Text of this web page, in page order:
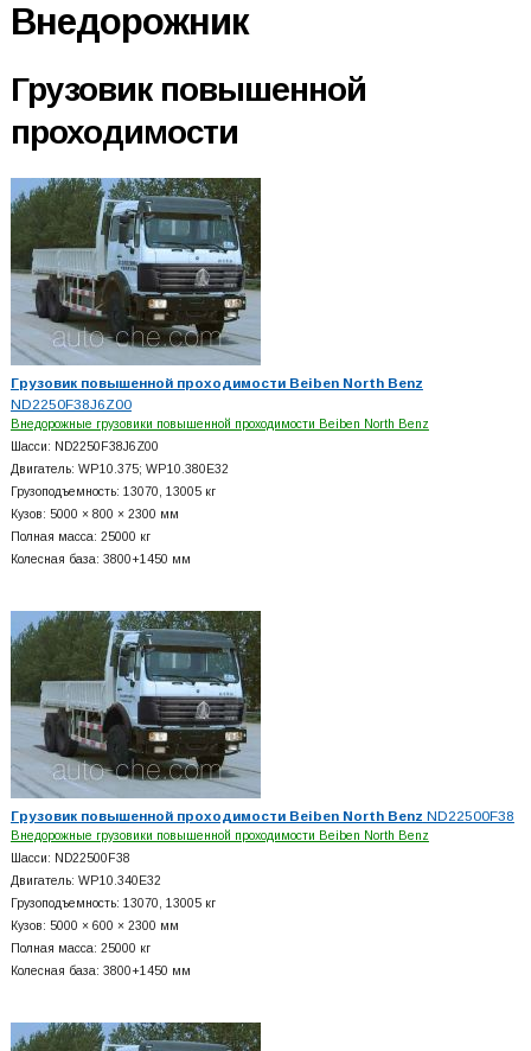
Внедорожник
Грузовик повышенной
проходимости
Грузовик повышенной проходимости Beiben North Benz
ND2250F38J6Z00
Внедорожные грузовики повышенной проходимости Beiben North Benz
Шасси: ND2250F38J6Z00
Двигатель: WP10.375; WP10.380E32
Грузоподъемность: 13070, 13005 кг
Кузов: 5000 × 800 × 2300 мм
Полная масса: 25000 кг
Колесная база: 3800+1450 мм
Грузовик повышенной проходимости Beiben North Benz ND22500F38
Внедорожные грузовики повышенной проходимости Beiben North Benz
Шасси: ND22500F38
Двигатель: WP10.340E32
Грузоподъемность: 13070, 13005 кг
Кузов: 5000 × 600 × 2300 мм
Полная масса: 25000 кг
Колесная база: 3800+1450 мм